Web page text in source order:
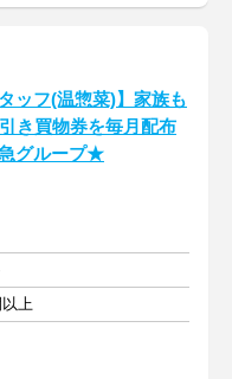
ッフ(温惣菜)】家族も
き買物券を毎月配布
グループ★
上